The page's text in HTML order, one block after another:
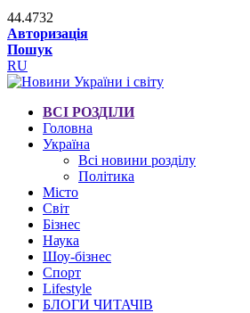
44.4732
Авторизація
Пошук
RU
ВСІ РОЗДІЛИ
Головна
Україна
Всі новини розділу
Політика
Місто
Світ
Бізнес
Наука
Шоу-бізнес
Спорт
Lifestyle
БЛОГИ ЧИТАЧІВ